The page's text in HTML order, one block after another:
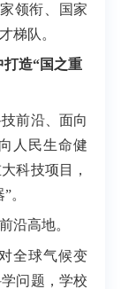
领衔、国家
梯队。
打造“国之重
前沿、面向
人民生命健
科技项目，
。
高地。
全球气候变
问题，学校